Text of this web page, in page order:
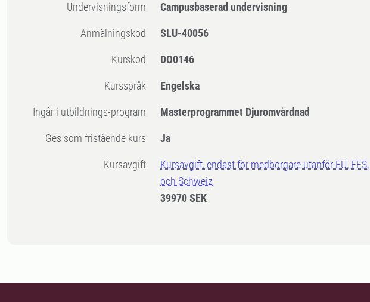
Undervisningsform Campusbaserad undervisning
Anmälningskod SLU-40056
Kurskod DO0146
Kursspråk Engelska
Ingår i utbildnings-program Masterprogrammet Djuromvårdnad
Ges som fristående kurs Ja
Kursavgift
Kursavgift, endast för medborgare utanför EU, EES,
och Schweiz
39970 SEK